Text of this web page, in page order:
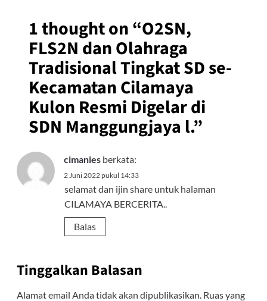
1 thought on “O2SN,
FLS2N dan Olahraga
Tradisional Tingkat SD se-
Kecamatan Cilamaya
Kulon Resmi Digelar di
SDN Manggungjaya l.”
cimanies berkata:
2 Juni 2022 pukul 14:33
selamat dan ijin share untuk halaman
CILAMAYA BERCERITA..
Balas
Tinggalkan Balasan
Alamat email Anda tidak akan dipublikasikan. Ruas yang